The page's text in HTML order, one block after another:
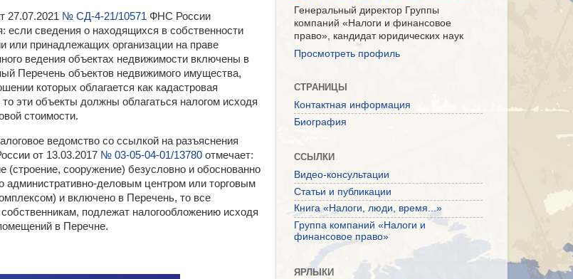
27.07.2021 № СД-4-21/10571 ФНС России
если сведения о находящихся в собственности
или принадлежащих организации на праве
ведения объектах недвижимости включены в
Перечень объектов недвижимого имущества,
которых облагается как кадастровая
то эти объекты должны облагаться налогом исходя
стоимости.
ведомство со ссылкой на разъяснения
от 13.03.2017 № 03-05-04-01/13780отмечает:
(строение, сооружение) безусловно и обоснованно
административно-деловым центром или торговым
и включено в Перечень, то все
подлежат налогообложению исходя
в Перечне.
Генеральный директор Группы
компаний «Налоги и финансовое
право», кандидат юридических наук
Просмотреть профиль
СТРАНИЦЫ
Контактная информация
Биография
ССЫЛКИ
Видео-консультации
Статьи и публикации
Книга «Налоги, люди, время...»
Группа компаний «Налоги и
финансовое право»
ЯРЛЫКИ